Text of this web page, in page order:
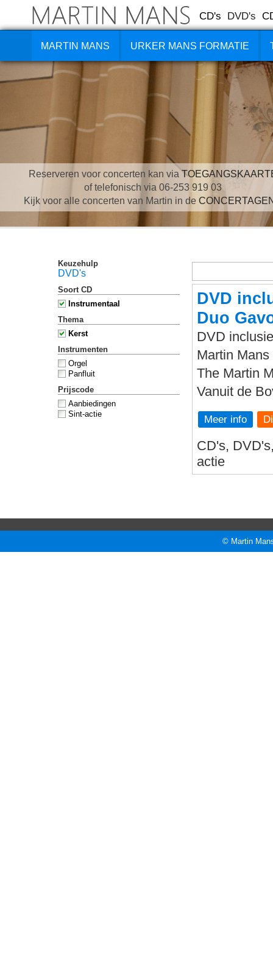
CD's DVD's
MARTIN MANS URKER MANS FORMATIE
Reserveren voor concerten kan via
of telefonisch via 06-253 919 03
Kijk voor alle concerten van Martin in de
Keuzehulp
DVD's
Soort CD
Instrumentaal
Thema
Kerst
Instrumenten
Orgel
Panfluit
Prijscode
Aanbiedingen
Sint-actie
DVD
Duo
DVD
Martin
The Martin
Vanuit de
Meer info
CD's,
actie
© Martin